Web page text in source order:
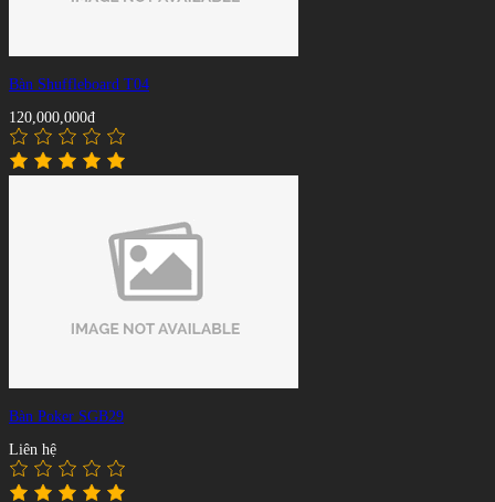
Bàn Shuffleboard T04
120,000,000đ
Bàn Poker SGB29
Liên hệ